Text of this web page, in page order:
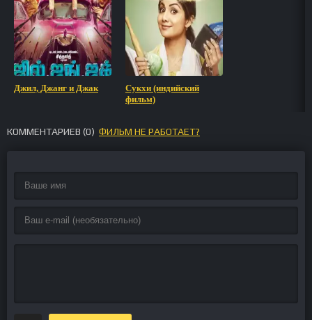
Джил, Джанг и Джак
Сукхи (индийский
фильм)
КОММЕНТАРИЕВ (0) ФИЛЬМ НЕ РАБОТАЕТ?